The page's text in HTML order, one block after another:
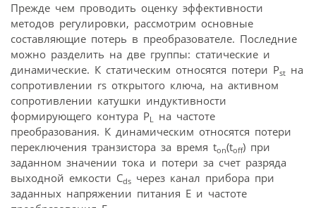
Прежде чем проводить оценку эффективности
методов регулировки, рассмотрим основные
составляющие потерь в преобразователе. Последние
можно разделить на две группы: статические и
динамические. К статическим относятся потери Pst на
сопротивлении rs открытого ключа, на активном
сопротивлении катушки индуктивности
формирующего контура PL на частоте
преобразования. К динамическим относятся потери
переключения транзистора за время ton(toff) при
заданном значении тока и потери за счет разряда
выходной емкости Cds через канал прибора при
заданных напряжении питания Е и частоте